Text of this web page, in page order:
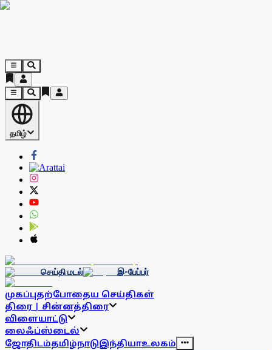
தமிழ்
செய்தி மடல் இ-பேப்பர்
முகப்புதற்போதைய செய்திகள்
திரை | சின்னத்திரை
விளையாட்டு
லைஃப்ஸ்டைல்
ஜோதிடம்தமிழ்நாடுஇந்தியாஉலகம்